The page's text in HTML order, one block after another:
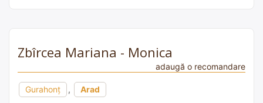
Zbîrcea Mariana - Monica
adaugă o recomandare
Gurahonț , Arad